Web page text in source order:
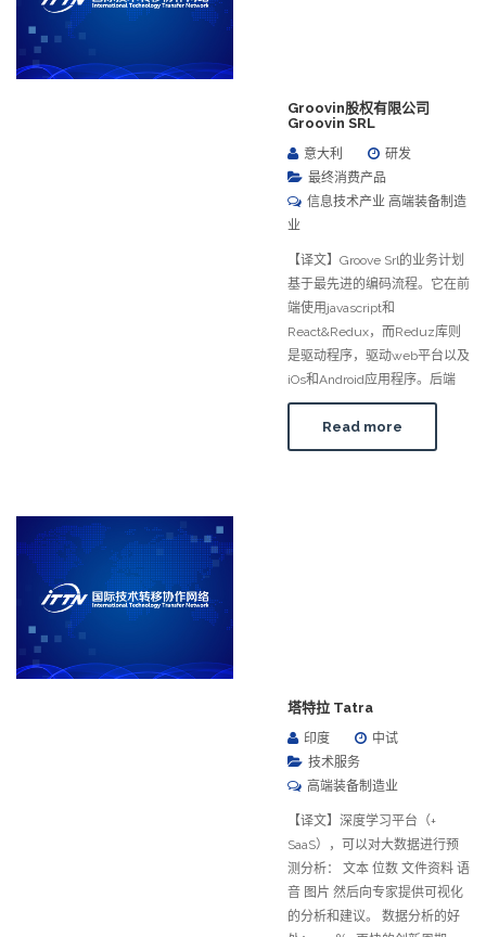
Groovin股权有限公司
Groovin SRL
意大利
研发
最终消费产品
信息技术产业 高端装备制造
业
【译文】Groove Srl的业务计划
基于最先进的编码流程。它在前
端使用javascript和
React&Redux，而Reduz库则
是驱动程序，驱动web平台以及
iOs和Android应用程序。后端
Read more
塔特拉 Tatra
印度
中试
技术服务
高端装备制造业
【译文】深度学习平台（+
SaaS），可以对大数据进行预
测分析： 文本 位数 文件资料 语
音 图片 然后向专家提供可视化
的分析和建议。 数据分析的好